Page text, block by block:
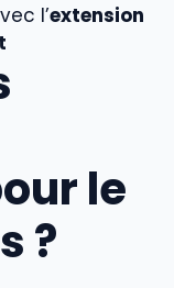
l’extension
le
?